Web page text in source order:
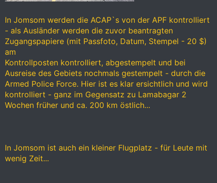
In Jomsom werden die ACAP`s von der APF kontrolliert
- als Ausländer werden die zuvor beantragten
Zugangspapiere (mit Passfoto, Datum, Stempel - 20 $)
am
Kontrollposten kontrolliert, abgestempelt und bei
Ausreise des Gebiets nochmals gestempelt - durch die
Armed Police Force. Hier ist es klar ersichtlich und wird
kontrolliert - ganz im Gegensatz zu Lamabagar 2
Wochen früher und ca. 200 km östlich...
In Jomsom ist auch ein kleiner Flugplatz - für Leute mit
wenig Zeit...